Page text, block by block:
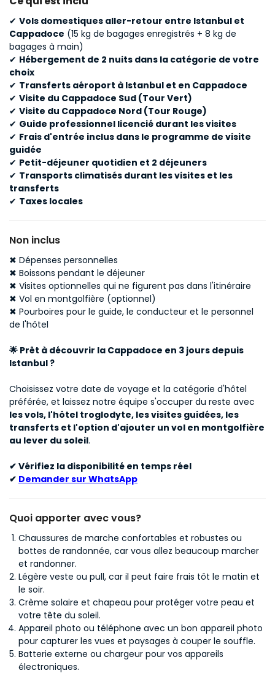
✔ Vols domestiques aller-retour entre Istanbul et
Cappadoce (15 kg de bagages enregistrés + 8 kg de
bagages à main)
✔ Hébergement de 2 nuits dans la catégorie de votre
choix
✔ Transferts aéroport à Istanbul et en Cappadoce
✔ Visite du Cappadoce Sud (Tour Vert)
✔ Visite du Cappadoce Nord (Tour Rouge)
✔ Guide professionnel licencié durant les visites
✔ Frais d'entrée inclus dans le programme de visite
guidée
✔ Petit-déjeuner quotidien et 2 déjeuners
✔ Transports climatisés durant les visites et les
transferts
✔ Taxes locales
Non inclus
✖ Dépenses personnelles
✖ Boissons pendant le déjeuner
✖ Visites optionnelles qui ne figurent pas dans l'itinéraire
✖ Vol en montgolfière (optionnel)
✖ Pourboires pour le guide, le conducteur et le personnel
de l'hôtel
🌟 Prêt à découvrir la Cappadoce en 3 jours depuis
Istanbul ?
Choisissez votre date de voyage et la catégorie d'hôtel
préférée, et laissez notre équipe s'occuper du reste avec
les vols, l'hôtel troglodyte, les visites guidées, les
transferts et l'option d'ajouter un vol en montgolfière
au lever du soleil.
✔ Vérifiez la disponibilité en temps réel
✔ Demander sur WhatsApp
Quoi apporter avec vous?
Chaussures de marche confortables et robustes ou
bottes de randonnée, car vous allez beaucoup marcher
et randonner.
Légère veste ou pull, car il peut faire frais tôt le matin et
le soir.
Crème solaire et chapeau pour protéger votre peau et
votre tête du soleil.
Appareil photo ou téléphone avec un bon appareil photo
pour capturer les vues et paysages à couper le souffle.
Batterie externe ou chargeur pour vos appareils
électroniques.